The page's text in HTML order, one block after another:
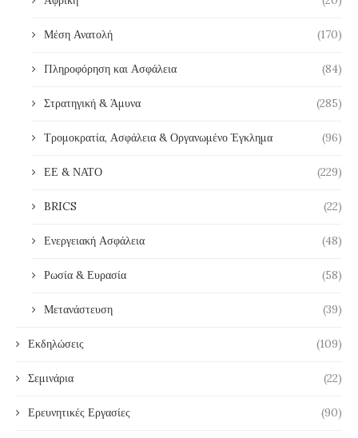
Μέση Ανατολή (170)
Πληροφόρηση και Ασφάλεια (84)
Στρατηγική & Άμυνα (285)
Τρομοκρατία, Ασφάλεια & Οργανωμένο Έγκλημα (96)
ΕΕ & ΝΑΤΟ (229)
BRICS (22)
Ενεργειακή Ασφάλεια (48)
Ρωσία & Ευρασία (58)
Μετανάστευση (39)
Εκδηλώσεις (109)
Σεμινάρια (22)
Ερευνητικές Εργασίες (90)